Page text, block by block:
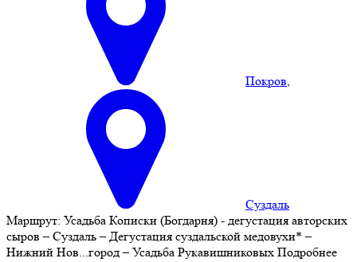
Покров,
Суздаль
Маршрут: Усадьба Кописки (Богдарня) - дегустация авторских
сыров – Суздаль – Дегустация суздальской медовухи* –
Нижний Нов...город – Усадьба Рукавишниковых Подробнее